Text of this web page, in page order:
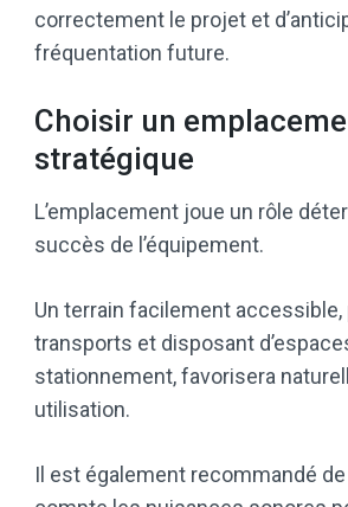
correctement le projet et
fréquentation future.
Choisir un
stratégique
L’emplacement joue un rôle
succès de l’équipement.
Un terrain facilement
transports et disposant
stationnement, favorisera
utilisation.
Il est également recommandé